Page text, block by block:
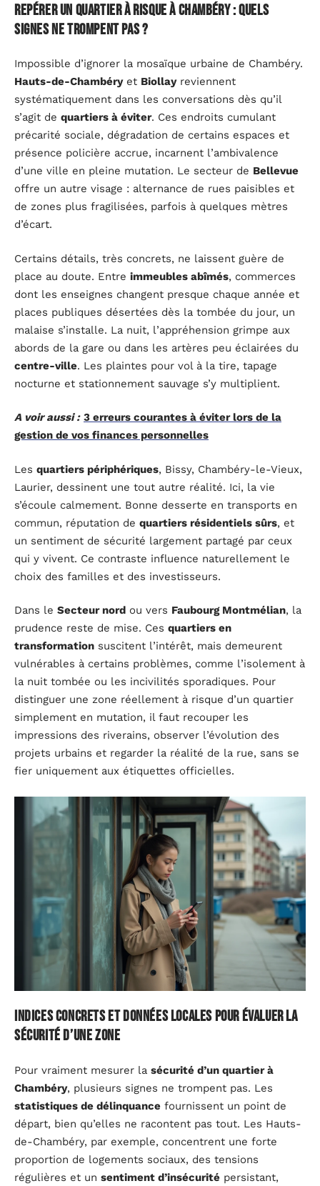
Repérer un quartier à risque à Chambéry : quels
signes ne trompent pas ?
Impossible d’ignorer la mosaïque urbaine de Chambéry.
Hauts-de-Chambéryet Biollayreviennent
systématiquement dans les conversations dès qu’il
s’agit de quartiers à éviter. Ces endroits cumulant
précarité sociale, dégradation de certains espaces et
présence policière accrue, incarnent l’ambivalence
d’une ville en pleine mutation. Le secteur de Bellevue
offre un autre visage : alternance de rues paisibles et
de zones plus fragilisées, parfois à quelques mètres
d’écart.
Certains détails, très concrets, ne laissent guère de
place au doute. Entre immeubles abîmés, commerces
dont les enseignes changent presque chaque année et
places publiques désertées dès la tombée du jour, un
malaise s’installe. La nuit, l’appréhension grimpe aux
abords de la gare ou dans les artères peu éclairées du
centre-ville. Les plaintes pour vol à la tire, tapage
nocturne et stationnement sauvage s’y multiplient.
A voir aussi : 3 erreurs courantes à éviter lors de la
gestion de vos finances personnelles
Les quartiers périphériques, Bissy, Chambéry-le-Vieux,
Laurier, dessinent une tout autre réalité. Ici, la vie
s’écoule calmement. Bonne desserte en transports en
commun, réputation de quartiers résidentiels sûrs, et
un sentiment de sécurité largement partagé par ceux
qui y vivent. Ce contraste influence naturellement le
choix des familles et des investisseurs.
Dans le Secteur nord ou vers Faubourg Montmélian, la
prudence reste de mise. Ces quartiers en
transformation suscitent l’intérêt, mais demeurent
vulnérables à certains problèmes, comme l’isolement à
la nuit tombée ou les incivilités sporadiques. Pour
distinguer une zone réellement à risque d’un quartier
simplement en mutation, il faut recouper les
impressions des riverains, observer l’évolution des
projets urbains et regarder la réalité de la rue, sans se
fier uniquement aux étiquettes officielles.
Indices concrets et données locales pour évaluer la
sécurité d’une zone
Pour vraiment mesurer la sécurité d’un quartier à
Chambéry, plusieurs signes ne trompent pas. Les
statistiques de délinquance fournissent un point de
départ, bien qu’elles ne racontent pas tout. Les Hauts-
de-Chambéry, par exemple, concentrent une forte
proportion de logements sociaux, des tensions
régulières et un sentiment d’insécurité persistant,